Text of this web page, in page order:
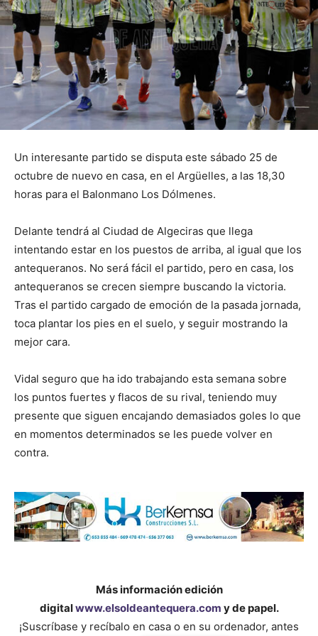
Un interesante partido se disputa este sábado 25 de
octubre de nuevo en casa, en el Argüelles, a las 18,30
horas para el Balonmano Los Dólmenes.
Delante tendrá al Ciudad de Algeciras que llega
intentando estar en los puestos de arriba, al igual que los
antequeranos. No será fácil el partido, pero en casa, los
antequeranos se crecen siempre buscando la victoria.
Tras el partido cargado de emoción de la pasada jornada,
toca plantar los pies en el suelo, y seguir mostrando la
mejor cara.
Vidal seguro que ha ido trabajando esta semana sobre
los puntos fuertes y flacos de su rival, teniendo muy
presente que siguen encajando demasiados goles lo que
en momentos determinados se les puede volver en
contra.
Más información edición
digitalwww.elsoldeantequera.com y de papel.
¡Suscríbase y recíbalo en casa o en su ordenador, antes